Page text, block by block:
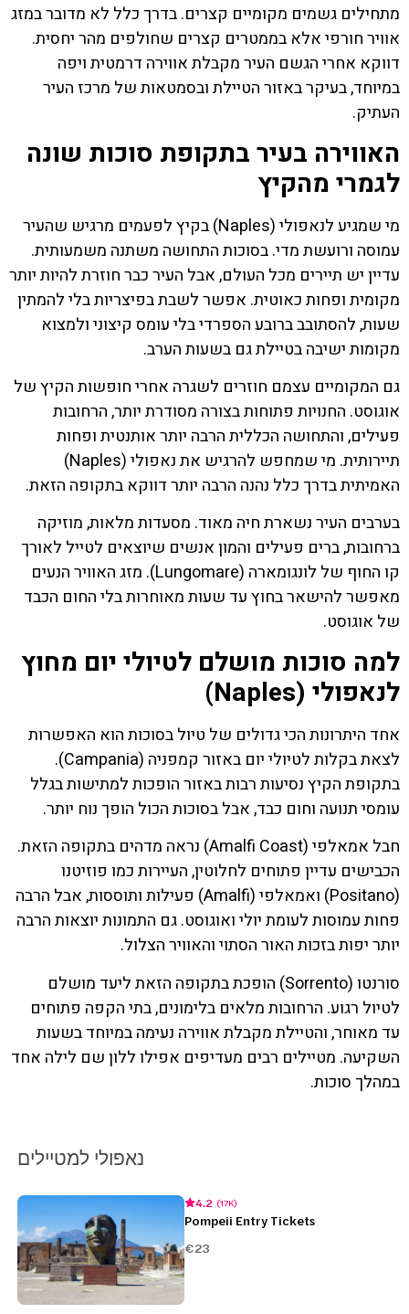
מתחילים גשמים מקומיים קצרים. בדרך כלל לא מדובר במזג
אוויר חורפי אלא בממטרים קצרים שחולפים מהר יחסית.
דווקא אחרי הגשם העיר מקבלת אווירה דרמטית ויפה
במיוחד, בעיקר באזור הטיילת ובסמטאות של מרכז העיר
העתיק.
האווירה בעיר בתקופת סוכות שונה
לגמרי מהקיץ
מי שמגיע לנאפולי (Naples) בקיץ לפעמים מרגיש שהעיר
עמוסה ורועשת מדי. בסוכות התחושה משתנה משמעותית.
עדיין יש תיירים מכל העולם, אבל העיר כבר חוזרת להיות יותר
מקומית ופחות כאוטית. אפשר לשבת בפיצריות בלי להמתין
שעות, להסתובב ברובע הספרדי בלי עומס קיצוני ולמצוא
מקומות ישיבה בטיילת גם בשעות הערב.
גם המקומיים עצמם חוזרים לשגרה אחרי חופשות הקיץ של
אוגוסט. החנויות פתוחות בצורה מסודרת יותר, הרחובות
פעילים, והתחושה הכללית הרבה יותר אותנטית ופחות
תיירותית. מי שמחפש להרגיש את נאפולי (Naples)
האמיתית בדרך כלל נהנה הרבה יותר דווקא בתקופה הזאת.
בערבים העיר נשארת חיה מאוד. מסעדות מלאות, מוזיקה
ברחובות, ברים פעילים והמון אנשים שיוצאים לטייל לאורך
קו החוף של לונגומארה (Lungomare). מזג האוויר הנעים
מאפשר להישאר בחוץ עד שעות מאוחרות בלי החום הכבד
של אוגוסט.
למה סוכות מושלם לטיולי יום מחוץ
לנאפולי (Naples)
אחד היתרונות הכי גדולים של טיול בסוכות הוא האפשרות
לצאת בקלות לטיולי יום באזור קמפניה (Campania).
בתקופת הקיץ נסיעות רבות באזור הופכות למתישות בגלל
עומסי תנועה וחום כבד, אבל בסוכות הכול הופך נוח יותר.
חבל אמאלפי (Amalfi Coast) נראה מדהים בתקופה הזאת.
הכבישים עדיין פתוחים לחלוטין, העיירות כמו פוזיטנו
(Positano) ואמאלפי (Amalfi) פעילות ותוססות, אבל הרבה
פחות עמוסות לעומת יולי ואוגוסט. גם התמונות יוצאות הרבה
יותר יפות בזכות האור הסתוי והאוויר הצלול.
סורנטו (Sorrento) הופכת בתקופה הזאת ליעד מושלם
לטיול רגוע. הרחובות מלאים בלימונים, בתי הקפה פתוחים
עד מאוחר, והטיילת מקבלת אווירה נעימה במיוחד בשעות
השקיעה. מטיילים רבים מעדיפים אפילו ללון שם לילה אחד
במהלך סוכות.